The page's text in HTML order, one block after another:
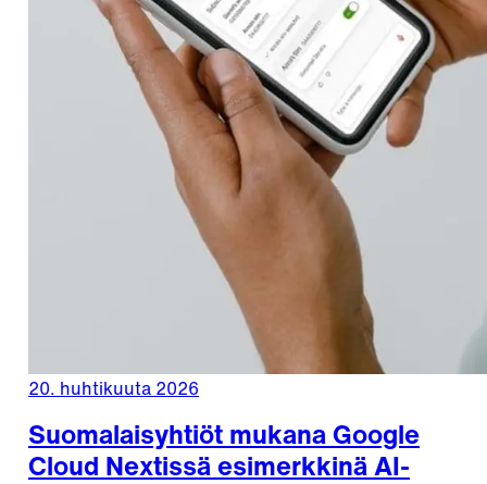
20. huhtikuuta 2026
Suomalaisyhtiöt mukana Google
Cloud Nextissä esimerkkinä AI-